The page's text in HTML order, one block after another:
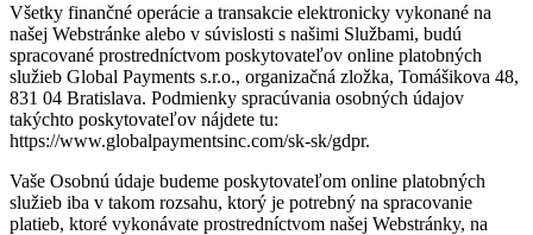
Všetky finančné operácie a transakcie elektronicky vykonané na
našej Webstránke alebo v súvislosti s našimi Službami, budú
spracované prostredníctvom poskytovateľov online platobných
služieb Global Payments s.r.o., organizačná zložka, Tomášikova 48,
831 04 Bratislava. Podmienky spracúvania osobných údajov
takýchto poskytovateľov nájdete tu:
https://www.globalpaymentsinc.com/sk-sk/gdpr.
Vaše Osobnú údaje budeme poskytovateľom online platobných
služieb iba v takom rozsahu, ktorý je potrebný na spracovanie
platieb, ktoré vykonávate prostredníctvom našej Webstránky, na